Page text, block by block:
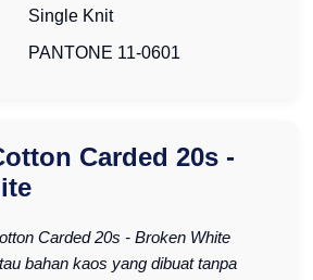
Single Knit
PANTONE 11-0601
Carded 20s -
Carded 20s - Broken White
bahan kaos yang dibuat tanpa